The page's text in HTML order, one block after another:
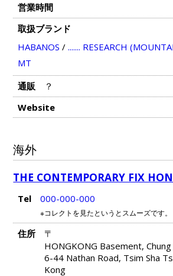
営業時間
取扱ブランド
HABANOS / ....... RESEARCH
MT
通販
？
Website
海外
THE CONTEMPORARY FIX
Tel 000-000-000
※コレクトを見たというとスムーズです。
住所
〒
HONGKONG Basement,
6-44 Nathan Road, Tsim Sha
Kong